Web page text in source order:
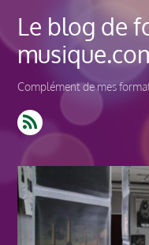
Le blog de
Complément de mes